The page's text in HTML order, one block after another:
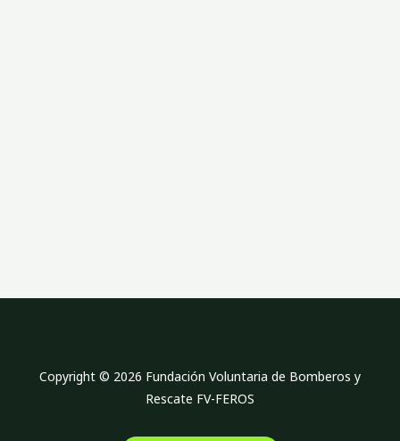
Copyright © 2026 Fundación Voluntaria de Bomberos y
Rescate FV-FEROS